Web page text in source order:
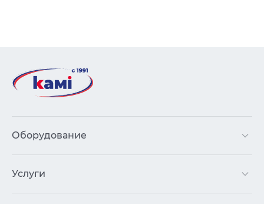
Оборудование
Услуги